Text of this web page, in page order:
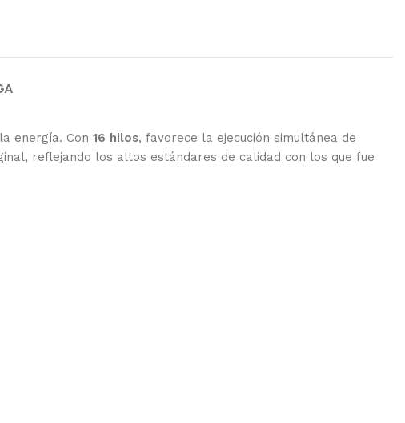
energía. Con 16 hilos, favorece la ejecución simultánea de
reflejando los altos estándares de calidad con los que fue